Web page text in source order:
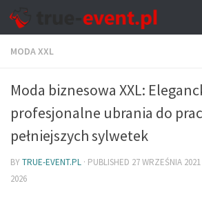
MODA XXL
Moda biznesowa XXL:
profesjonalne ubrania do
pełniejszych sylwetek
BYTRUE-EVENT.PL · PUBLISHED 27 WRZEŚNIA 2021
2026